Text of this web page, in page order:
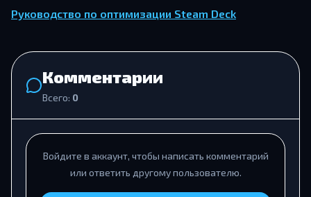
Руководство по оптимизации Steam Deck
Комментарии
Всего: 0
Войдите в аккаунт, чтобы написать комментарий
или ответить другому пользователю.